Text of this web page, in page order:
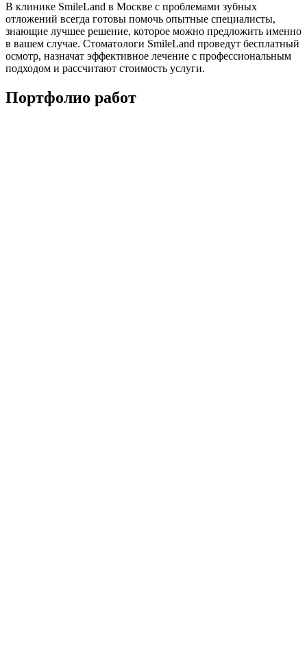
В клинике SmileLand в Москве с проблемами зубных
отложений всегда готовы помочь опытные специалисты,
знающие лучшее решение, которое можно предложить именно
в вашем случае. Стоматологи SmileLand проведут бесплатный
осмотр, назначат эффективное лечение с профессиональным
подходом и рассчитают стоимость услуги.
Портфолио работ